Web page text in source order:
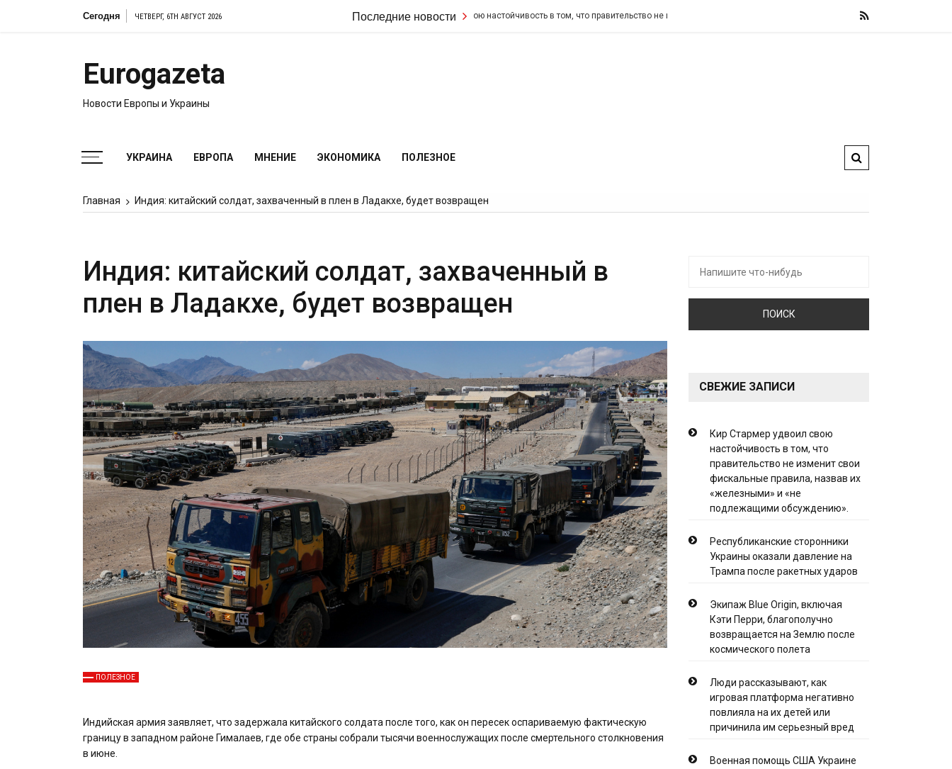
Сегодня ЧЕТВЕРГ, 6TH АВГУСТ 2026 Последние новости
Кир Стармер удвоил свою настойчивость в том, что правительство не изменит свои фискальные правила, назвав их «железными» и «не
Eurogazeta
Новости Европы и Украины
УКРАИНА ЕВРОПА МНЕНИЕ ЭКОНОМИКА ПОЛЕЗНОЕ
Главная Индия: китайский солдат, захваченный в плен в Ладакхе, будет возвращен
Индия: китайский солдат, захваченный в
плен в Ладакхе, будет возвращен
ПОЛЕЗНОЕ
Индийская армия заявляет, что задержала китайского солдата после того, как он пересек оспариваемую фактическую
границу в западном районе Гималаев, где обе страны собрали тысячи военнослужащих после смертельного столкновения
в июне.
СВЕЖИЕ ЗАПИСИ
Кир Стармер удвоил свою
настойчивость в том, что
правительство не изменит свои
фискальные правила, назвав их
«железными» и «не
подлежащими обсуждению».
Республиканские сторонники
Украины оказали давление на
Трампа после ракетных ударов
Экипаж Blue Origin, включая
Кэти Перри, благополучно
возвращается на Землю после
космического полета
Люди рассказывают, как
игровая платформа негативно
повлияла на их детей или
причинила им серьезный вред
Военная помощь США Украине